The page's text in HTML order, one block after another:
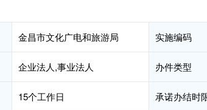
金昌市文化广电和旅游局 实施编码
企业法人,事业法人 办件类型
15个工作日 承诺办结时